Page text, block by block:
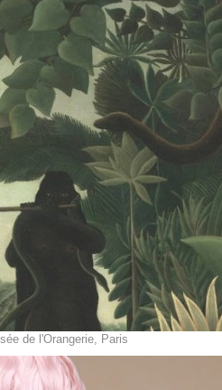
de l'Orangerie, Paris